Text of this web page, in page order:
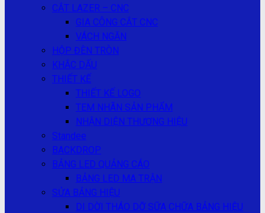
CẮT LAZER – CNC
GIA CÔNG CẮT CNC
VÁCH NGĂN
HỘP ĐÈN TRÒN
KHẮC DẤU
THIẾT KẾ
THIẾT KẾ LOGO
TEM NHÃN SẢN PHẨM
NHẬN DIỆN THƯƠNG HIỆU
Standee
BACKDROP
BẢNG LED QUẢNG CÁO
BẢNG LED MA TRẬN
SỬA BẢNG HIỆU
DI DỜI THÁO DỠ SỮA CHỮA BẢNG HIỆU